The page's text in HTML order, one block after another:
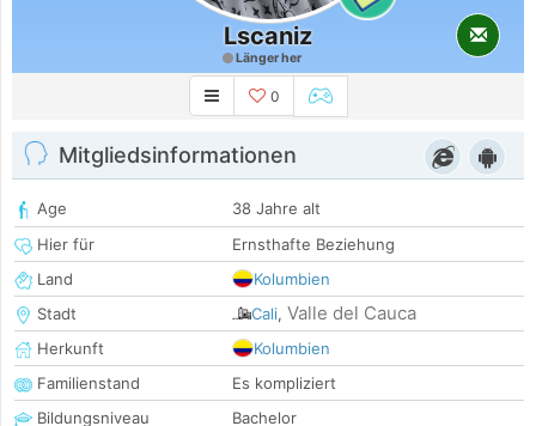
Lscaniz
Länger her
0
Mitgliedsinformationen
Age
38 Jahre alt
Hier für
Ernsthafte Beziehung
Land
Kolumbien
Stadt
Cali, Valle del Cauca
Herkunft
Kolumbien
Familienstand
Es kompliziert
Bildungsniveau
Bachelor